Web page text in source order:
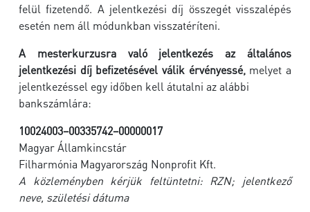
felül fizetendő. A jelentkezési díj összegét visszalépés
esetén nem áll módunkban visszatéríteni.
A mesterkurzusra való jelentkezés az általános
jelentkezési díj befizetésével válik érvényessé, melyet a
jelentkezéssel egy időben kell átutalni az alábbi
bankszámlára:
10024003–00335742–00000017
Magyar Államkincstár
Filharmónia Magyarország Nonprofit Kft.
A közleményben kérjük feltüntetni: RZN; jelentkező
neve, születési dátuma